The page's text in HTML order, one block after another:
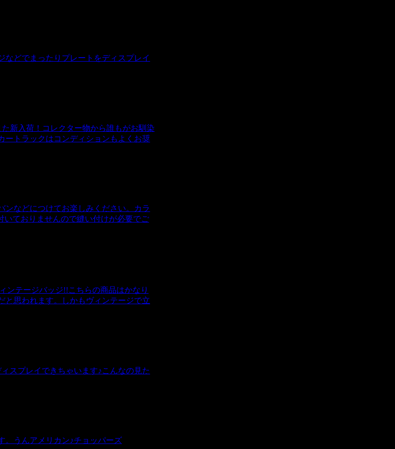
どでまったりプレートをディスプレイ
新入荷！コレクター物から誰もがお馴染
トラックはコンディションもよくお奨
ンなどにつけてお楽しみください。カラ
いておりませんので縫い付けが必要でご
ンテージバッジ!!こちらの商品はかなり
と思われます。しかもヴィンテージで立
スプレイできちゃいます♪こんなの見た
。うんアメリカン♪チョッパーズ